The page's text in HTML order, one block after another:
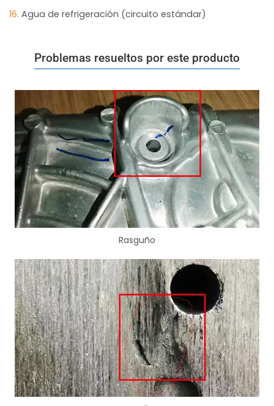
Agua de refrigeración (circuito estándar)
Problemas resueltos por este producto
Rasguño